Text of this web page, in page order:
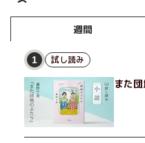
週間
1 試し読み
また